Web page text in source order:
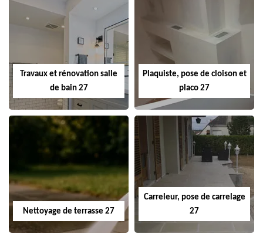
Travaux et rénovation salle
de bain 27
Plaquiste, pose de cloison et
placo 27
Nettoyage de terrasse 27
Carreleur, pose de carrelage
27